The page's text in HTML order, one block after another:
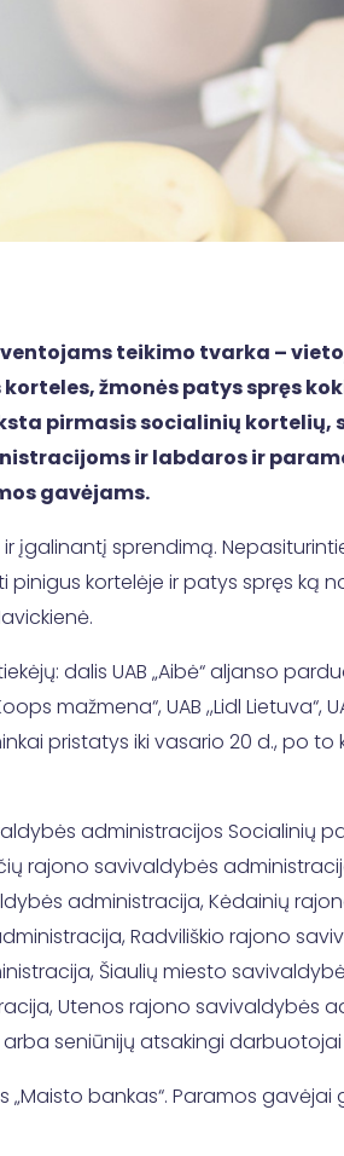
teikimo tvarka –
žmonės patys spręs
pirmasis socialinių
ir labdaros ir
gavėjams.
įgalinantį sprendimą.
kortelėje ir patys spręs ką
dalis UAB „Aibė“ aljanso
mažmena“, UAB ,,Lidl Lietuva“,
pristatys iki vasario 20 d., po
administracijos Socialinių
rajono savivaldybės
administracija, Kėdainių
Radviliškio rajono
Šiaulių miesto
Utenos rajono savivaldybės
seniūnijų atsakingi darbuotojai
bankas“. Paramos